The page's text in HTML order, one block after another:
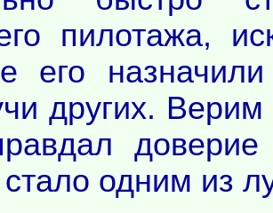
пилотажа,
его
других.
стало одним из